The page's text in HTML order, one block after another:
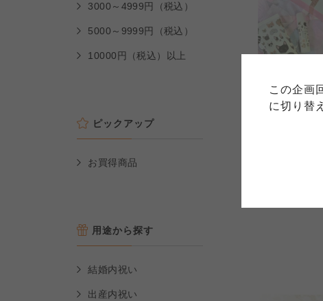
この企画
に切り替
3000～4999円（税込）
5000～9999円（税込）
10000円（税込）以上
ピックアップ
お買得商品
用途から探す
結婚内祝い
出産内祝い
ATproject
ためのハン
ご利用
める利用約款をご確認のうえ、ご
よどがわ市民生協
このサイトは7つの生協から業務委
コープ事業連合、ならびに各生協
各生協の「特定商取引法に基づく